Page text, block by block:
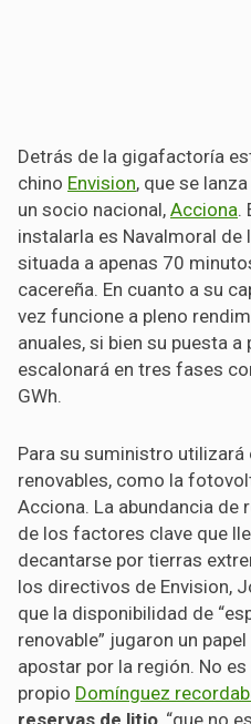
Detrás de la gigafactoría
chino Envision, que se
un socio nacional, Acciona.
instalarla es Navalmoral de
situada a apenas 70
cacereña. En cuanto a su
vez funcione a pleno
anuales, si bien su puesta
escalonará en tres fases
GWh.
Para su suministro utilizará
renovables, como la
Acciona. La abundancia de
de los factores clave que
decantarse por tierras
los directivos de Envision,
que la disponibilidad de
renovable” jugaron un
apostar por la región. No
propio Domínguez
reservas de litio , “que no